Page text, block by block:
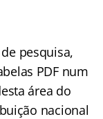
pesquisa,
PDF num
área do
nacional